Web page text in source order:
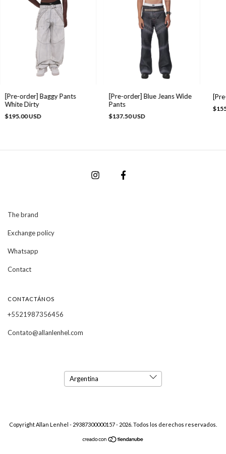
[Pre-order] Baggy Pants
White Dirty
$195.00 USD
[Pre-order] Blue Jeans Wide
Pants
$137.50 USD
The brand
Exchange policy
Whatsapp
Contact
CONTACTÁNOS
+5521987356456
Contato@allanlenhel.com
Copyright Allan Lenhel - 29387300000157 - 2026. Todos los derechos reservados.